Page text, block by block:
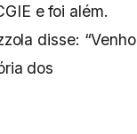
e foi além.
disse: “Venho
dos